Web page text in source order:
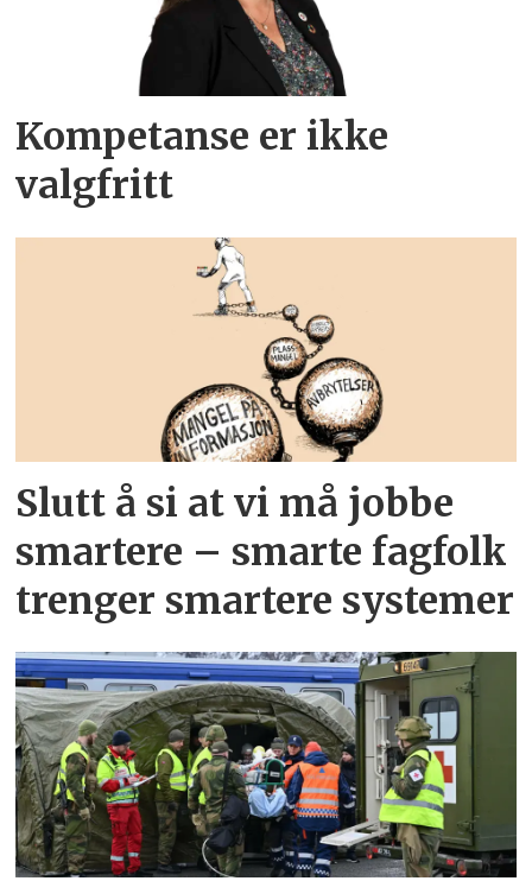
Kompetanse er ikke
valgfritt
Slutt å si at vi må jobbe
smartere – smarte fagfolk
trenger smartere systemer